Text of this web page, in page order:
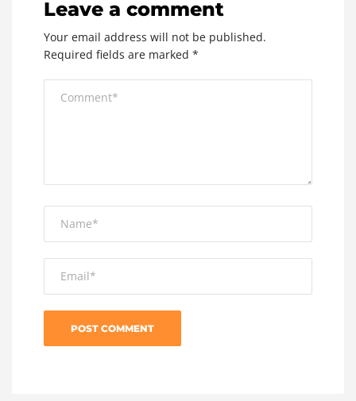
Leave a comment
Your email address will not be published.
Required fields are marked *